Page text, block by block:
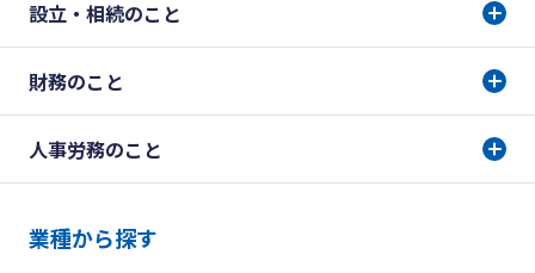
設立・相続のこと
財務のこと
人事労務のこと
業種から探す